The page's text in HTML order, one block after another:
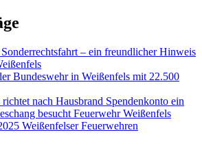
Sonderrechtsfahrt – ein freundlicher Hinweis
Bundeswehr in Weißenfels mit 22.500
nach Hausbrand Spendenkonto ein
besucht Feuerwehr Weißenfels
Weißenfelser Feuerwehren